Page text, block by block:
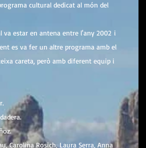
cultural dedicat al món del
va estar en antena entre l'any 2002 i
es va fer un altre programa amb el
careta, però amb diferent equip i
Carolina Rosich, Laura Serra, Anna